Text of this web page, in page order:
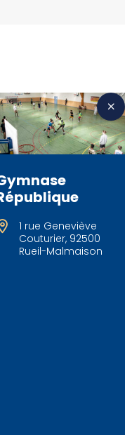
1 rue Geneviève
Couturier, 92500
Rueil-Malmaison